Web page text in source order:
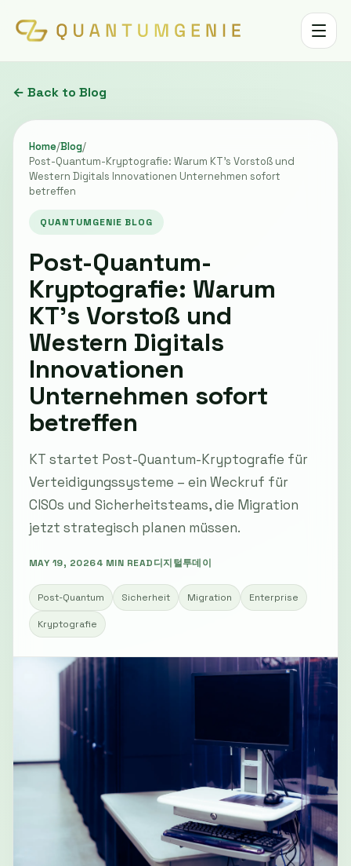
Toggle
← Back to Blog
Home/Blog/
Post-Quantum-Kryptografie: Warum KT’s Vorstoß und
Western Digitals Innovationen Unternehmen sofort
betreffen
QUANTUMGENIE BLOG
Post-Quantum-
Kryptografie: Warum
KT’s Vorstoß und
Western Digitals
Innovationen
Unternehmen sofort
betreffen
KT startet Post-Quantum-Kryptografie für
Verteidigungssysteme – ein Weckruf für
CISOs und Sicherheitsteams, die Migration
jetzt strategisch planen müssen.
MAY 19, 20264 MIN READ디지털투데이
Post-Quantum Sicherheit Migration Enterprise
Kryptografie